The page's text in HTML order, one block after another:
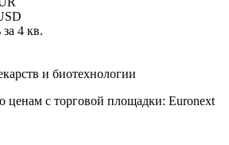
4 кв.
и биотехнологии
ценам с торговой площадки: Euronext